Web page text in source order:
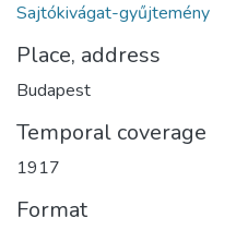
Sajtókivágat-gyűjtemény
Place, address
Budapest
Temporal coverage
1917
Format